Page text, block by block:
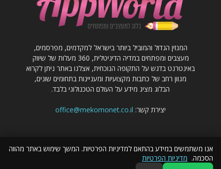
המגזין הגדול והמוביל ביותר בישראל למקדמים, מפרסמים,
מעצבים ומפתחים במדיה הדיגיטלית, 360 מעלות של שיווק
באינטרנט בדגש על התקופה הנוכחית, אצלנו באתר ניתן לקרוא
מגוון רחב של כתבות מקצועיות ומעניינות בתחומים שונים,
הבלוג מציג מידע על העולם הטכנולוגי בלבד.
יצירת קשר: office@mekomonet.co.il
פרסום כתבות באתר מחפשים כותבים
אנו משתמשים במידע בהתאם למדיניות הפרטיות. המשך שימוש באתר מהווה
הסכמה. מדיניות הפרטיות